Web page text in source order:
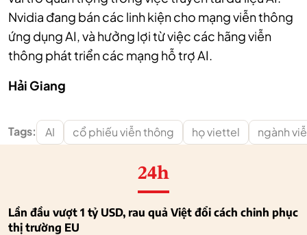
Nvidia đang bán các linh kiện cho mạng viễn thông
ứng dụng AI, và hưởng lợi từ việc các hãng viễn
thông phát triển các mạng hỗ trợ AI.
Hải Giang
Tags: AI cổ phiếu viễn thông họ viettel ngành
24h
Lần đầu vượt 1 tỷ USD, rau quả Việt đổi cách chinh phục
thị trường EU